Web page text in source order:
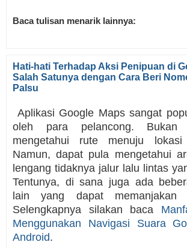
Baca tulisan menarik lainnya:
Hati-hati Terhadap Aksi Penipuan di
Salah Satunya dengan Cara Beri
Palsu
Aplikasi Google Maps sangat
oleh para pelancong. Bukan
mengetahui rute menuju
Namun, dapat pula mengetahui
lengang tidaknya jalur lalu lintas
Tentunya, di sana juga ada
lain yang dapat memanjakan
Selengkapnya silakan baca
Menggunakan Navigasi Suara
Android.